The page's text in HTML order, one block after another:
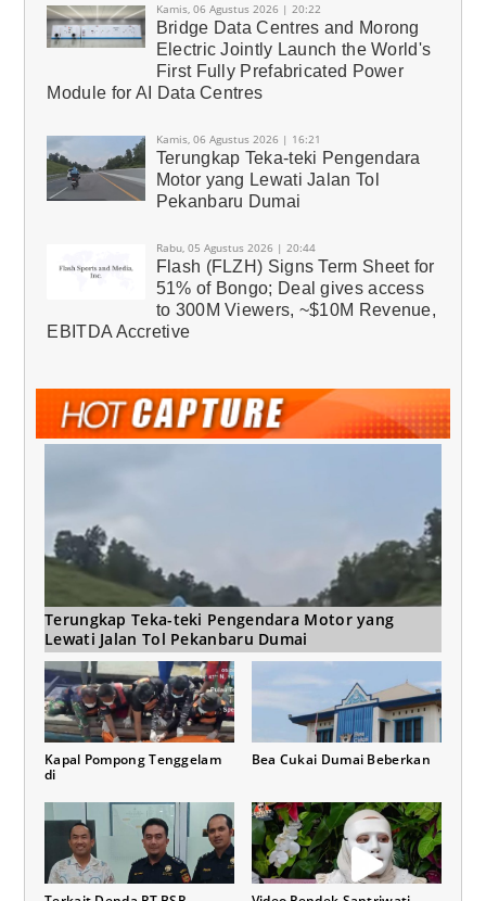
Kamis, 06 Agustus 2026 | 20:22
Bridge Data Centres and Morong
Electric Jointly Launch the World's
First Fully Prefabricated Power
Module for AI Data Centres
Kamis, 06 Agustus 2026 | 16:21
Terungkap Teka-teki Pengendara
Motor yang Lewati Jalan Tol
Pekanbaru Dumai
Rabu, 05 Agustus 2026 | 20:44
Flash (FLZH) Signs Term Sheet for
51% of Bongo; Deal gives access
to 300M Viewers, ~$10M Revenue,
EBITDA Accretive
Terungkap Teka-teki Pengendara Motor yang
Lewati Jalan Tol Pekanbaru Dumai
Kapal Pompong Tenggelam
di
Bea Cukai Dumai Beberkan